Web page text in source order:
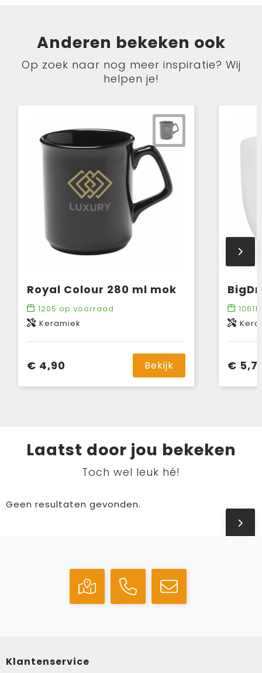
Anderen bekeken ook
Op zoek naar nog meer inspiratie? Wij
helpen je!
Royal Colour 280 ml mok
1205 op voorraad
Keramiek
€ 4,90 Bekijk
10611
€ 5,71
Laatst door jou bekeken
Toch wel leuk hé!
Geen resultaten gevonden.
Klantenservice